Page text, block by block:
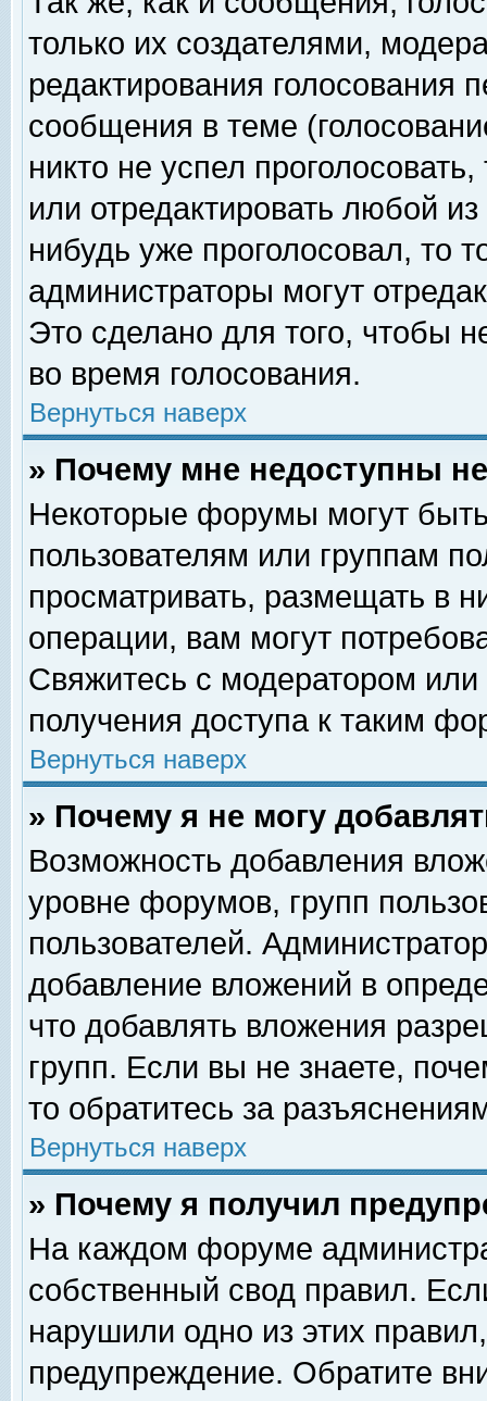
только их создателями,
редактирования голосования
сообщения в теме
никто не успел
или отредактировать любой
нибудь уже проголосовал, то
администраторы могут
Это сделано для того, чтобы
во время голосования.
Вернуться наверх
» Почему мне недоступны
Некоторые форумы могут
пользователям или группам
просматривать, размещать в
операции, вам могут
Свяжитесь с модератором
получения доступа к таким
Вернуться наверх
» Почему я не могу
Возможность добавления
уровне форумов, групп
пользователей.
добавление вложений в
что добавлять вложения
групп. Если вы не знаете,
то обратитесь за
Вернуться наверх
» Почему я получил
На каждом форуме
собственный свод правил.
нарушили одно из этих
предупреждение. Обратите